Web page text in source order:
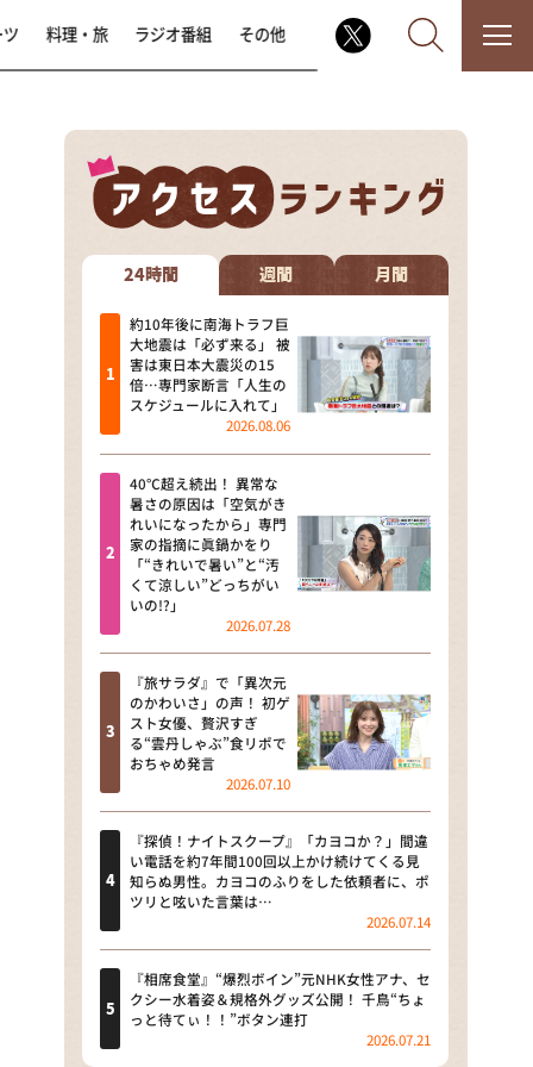
なるみ・岡村の過ぎるTV
相席食堂
これ余談なんですけど・・・
～人生密着トークバラエティ！
～ やすとものいたって真剣です
探偵！ナイトスクープ
news おかえり
河合＆A.B.C-Z塚田×福井アナ
「なんでやねん！？」（news お
かえり）
DAIGOも台所 ～きょうの献立 何
にする？～
本日はダイアンなり！シーズン２
朝だ！生です旅サラダ
教えて！ニュースライブ 正義の
ミカタ
ＬＩＦＥ～夢のカタチ～
新婚さんいらっしゃい！
ポツンと一軒家
ザキ山小屋本館
料理・旅 ラジオ番組 その他
24時間 週間 月間
約10年後に南海トラフ巨
大地震は「必ず来る」 被
害は東日本大震災の15
倍…専門家断言「人生の
スケジュールに入れて」
2026.08.06
40℃超え続出！ 異常な
暑さの原因は「空気がき
れいになったから」専門
家の指摘に眞鍋かをり
「“きれいで暑い”と“汚
くて涼しい”どっちがい
いの!?」
2026.07.28
『旅サラダ』で「異次元
のかわいさ」の声！ 初ゲ
スト女優、贅沢すぎ
る“雲丹しゃぶ”食リポで
おちゃめ発言
2026.07.10
『探偵！ナイトスクープ』「カヨコか？」間違
い電話を約7年間100回以上かけ続けてくる見
知らぬ男性。カヨコのふりをした依頼者に、ポ
ツリと呟いた言葉は…
2026.07.14
『相席食堂』“爆烈ボイン”元NHK女性アナ、セ
クシー水着姿＆規格外グッズ公開！ 千鳥“ちょ
っと待てぃ！！”ボタン連打
2026.07.21